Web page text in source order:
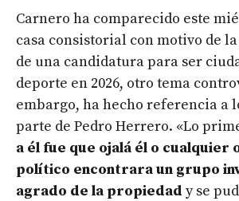
Carnero ha comparecido este
casa consistorial con motivo de
de una candidatura para ser
deporte en 2026, otro tema
embargo, ha hecho referencia a
parte de Pedro Herrero. «Lo
a él fue que ojalá él o
político encontrara un grupo
agrado de la propiedad y se